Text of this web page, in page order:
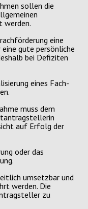
sollen die
werden.
eine
gute persönliche
bei Defiziten
eines Fach-
muss dem
auf Erfolg der
oder das
umsetzbar und
werden. Die
zu